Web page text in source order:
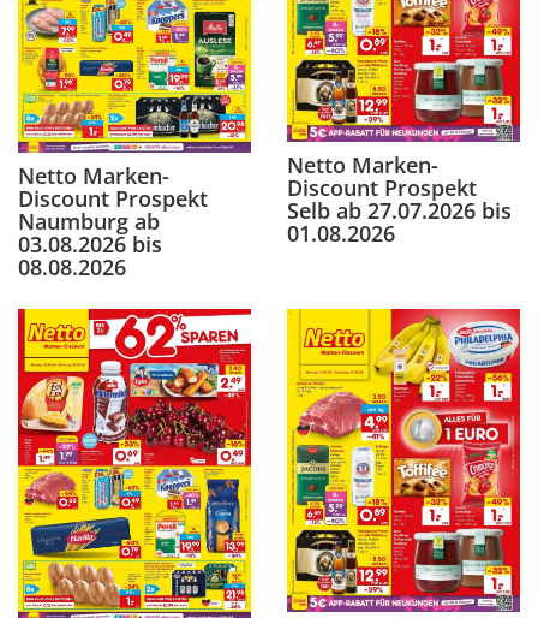
Netto Marken-
Discount Prospekt
Naumburg ab
03.08.2026 bis
08.08.2026
Netto Marken-
Discount Prospekt
Selb ab 27.07.2026 bis
01.08.2026